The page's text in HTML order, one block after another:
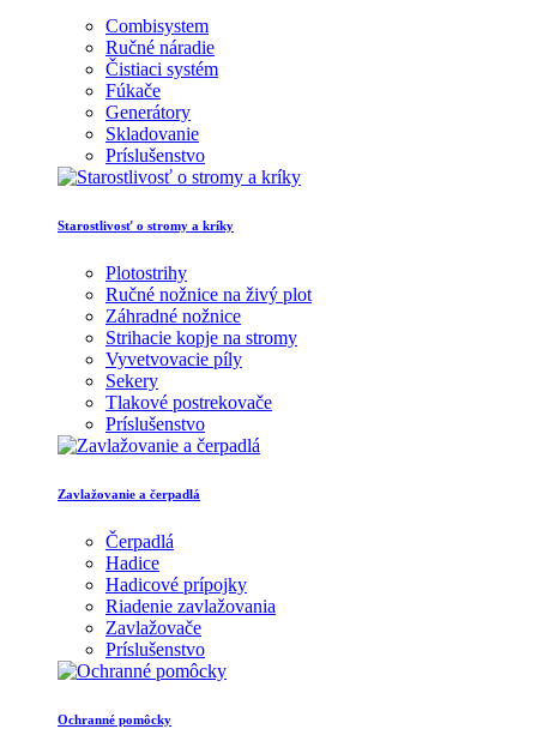
Combisystem
Ručné náradie
Čistiaci systém
Fúkače
Generátory
Skladovanie
Príslušenstvo
Starostlivosť o stromy a kríky
Plotostrihy
Ručné nožnice na živý plot
Záhradné nožnice
Strihacie kopje na stromy
Vyvetvovacie píly
Sekery
Tlakové postrekovače
Príslušenstvo
Zavlažovanie a čerpadlá
Čerpadlá
Hadice
Hadicové prípojky
Riadenie zavlažovania
Zavlažovače
Príslušenstvo
Ochranné pomôcky